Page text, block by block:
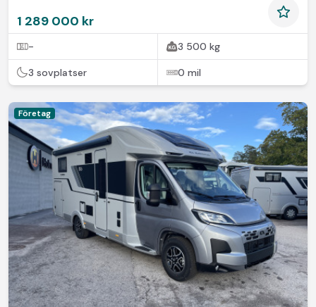
1 289 000 kr
- 3 500 kg
3 sovplatser 0 mil
Företag